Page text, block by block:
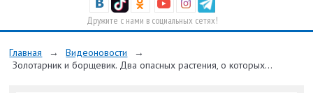
Дружите с нами в социальных сетях!
Главная → Видеоновости
→
Золотарник и борщевик. Два опасных растения, о которых...